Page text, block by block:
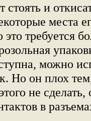
стоять и
места
требуется
можно
Но он плох
не
в